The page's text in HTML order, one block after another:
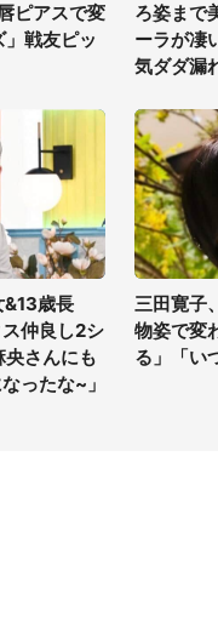
ピアスで変
戦友ピッ
ろ姿まで
ーラが凄
気ダダ漏
歳長
仲良し2シ
央さんにも
ったな~」
三田寛子
物姿で変
る」「い